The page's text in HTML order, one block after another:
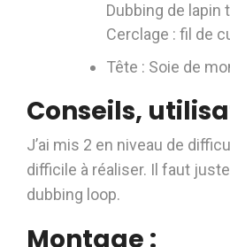
Dubbing de
Cerclage : fil de
Tête : Soie de
Conseils,
J’ai mis 2 en niveau de
difficile à réaliser. Il faut
dubbing loop.
Montage :